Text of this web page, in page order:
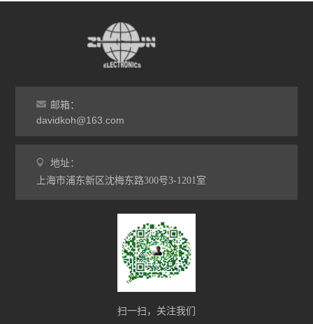
邮箱：
davidkoh@163.com
地址：
上海市浦东新区沈梅东路300号3-1201室
扫一扫，关注我们